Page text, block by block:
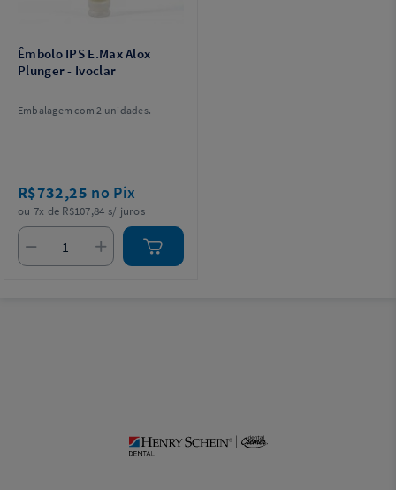
Êmbolo IPS E.Max Alox
Plunger - Ivoclar
Embalagem com 2 unidades.
R$732,25 no Pix
ou 7x de R$107,84 s/ juros